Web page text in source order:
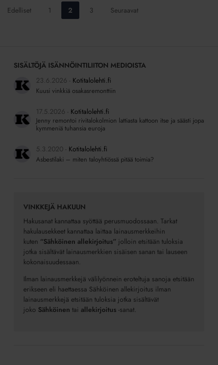
Edelliset
Siirry
sivulle:
1
Siirry
sivulle:
2
Siirry
3 Seuraavat
SISÄLTÖJÄ ISÄNNÖINTILIITON MEDIOISTA
23.6.2026
Kotitalolehti.fi
Kuusi vinkkiä osakasremonttiin
17.5.2026 Kotitalolehti.fi
Jenny remontoi rivitalokolmion lattiasta kattoon itse ja säästi jopa
kymmeniä tuhansia euroja
5.3.2020 Kotitalolehti.fi
Asbestilaki – miten taloyhtiössä pitää toimia?
VINKKEJÄ HAKUUN
Hakusanat kannattaa syöttää perusmuodossaan. Tarkat
hakulausekkeet kannattaa laittaa lainausmerkkeihin
kuten “Sähköinen allekirjoitus” jolloin etsitään tuloksia
jotka sisältävät lainausmerkkien sisäisen sanan tai lauseen
kokonaisuudessaan.
Ilman lainausmerkkejä välilyönnein eroteltuja sanoja etsitään
erikseen eli haettaessa Sähköinen allekirjoitus ilman
lainausmerkkejä etsitään tuloksia jotka sisältävät
joko Sähköinen tai allekirjoitus -sanat.